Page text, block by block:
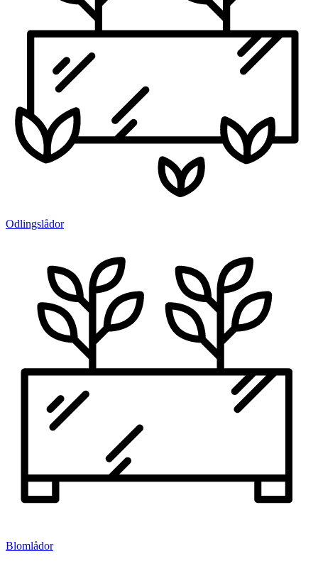
Odlingslådor
Blomlådor